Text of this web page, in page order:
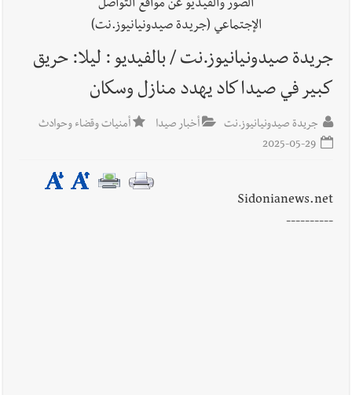
جنبلاط: هل أصبحت السلطة اللبنانية تنفذ أوامر رام
أخبار العالم الرئيس الأميركي ترامب يحذّر إيران من ضربة قوية...
وإعلام إيراني: الاتّفاق مع عُمان مؤجّل ما دامت التهديدات مستمرّة
الصور والفيديو عن مواقع التواصل
الإجتماعي (جريدة صيدونيانيوز.نت)
جريدة صيدونيانيوز.نت / بالفيديو : ليلا: حريق
كبير في صيدا كاد يهدد منازل وسكان
جريدة صيدونيانيوز.نت أخبار صيدا
أمنيات وقضاء وحوادث
2025-05-29
Sidonianews.net
----------